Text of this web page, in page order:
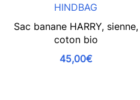
HINDBAG
Sac banane HARRY, sienne,
coton bio
45,00€